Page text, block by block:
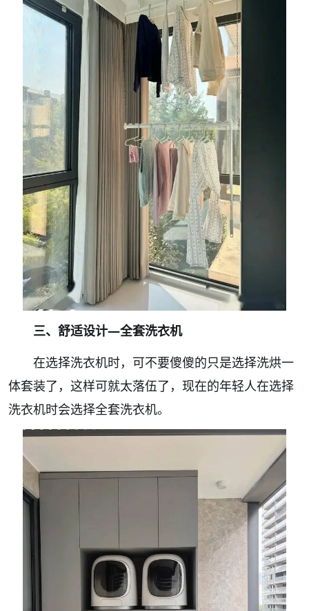
三、舒适设计—全套洗衣机
在选择洗衣机时，可不要傻傻的只是选择洗烘一
体套装了，这样可就太落伍了，现在的年轻人在选择
洗衣机时会选择全套洗衣机。